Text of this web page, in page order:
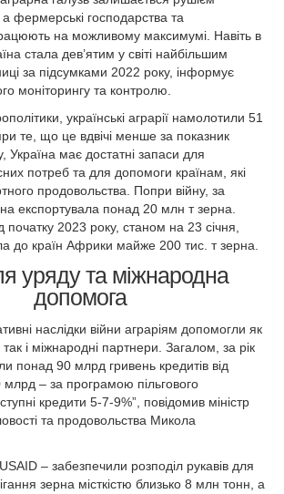
а фермерські господарства та
на можливому максимумі. Навіть в
стала дев’ятим у світі найбільшим
за підсумками 2022 року, інформує
моніторингу та контролю.
українські аграрії намолотили 51
те, що це вдвічі менше за показник
Україна має достатні запаси для
потреб та для допомоги країнам, які
продовольства. Попри війну, за
експортувала понад 20 млн т зерна.
2023 року, станом на 23 січня,
до країн Африки майже 200 тис. т зерна.
уряду та міжнародна
допомога
наслідки війни аграріям допомогли як
і міжнародні партнери. Загалом, за рік
понад 90 млрд гривень кредитів від
– за програмою пільгового
кредити 5-7-9%”, повідомив міністр
та продовольства Микола
– забезпечили розподіл рукавів для
зерна місткістю близько 8 млн тонн, а